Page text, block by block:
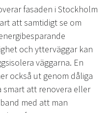
fasaden i Stockholm
att samtidigt se om
och ytterväggar kan
väggarna. En
också ut genom dåliga
smart att renovera eller
med att man